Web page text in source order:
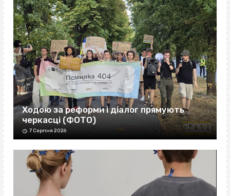
Ходою за реформи і діалог прямують
черкасці (ФОТО)
7 Серпня 2026